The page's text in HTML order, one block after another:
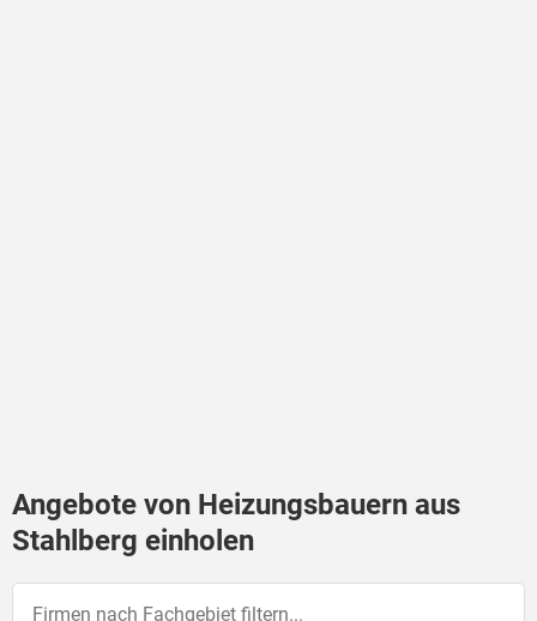
Angebote von Heizungsbauern aus
Stahlberg einholen